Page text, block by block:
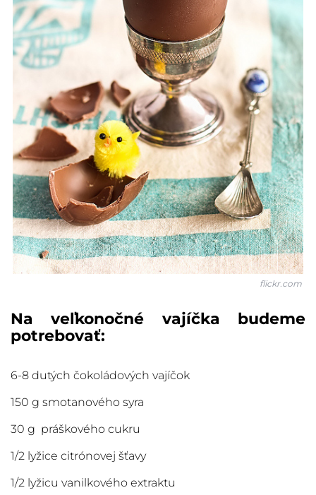
flickr.com
Na veľkonočné vajíčka budeme
potrebovať:
6-8 dutých čokoládových vajíčok
150 g smotanového syra
30 g práškového cukru
1/2 lyžice citrónovej šťavy
1/2 lyžicu vanilkového extraktu